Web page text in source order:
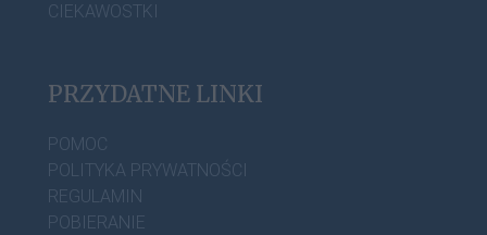
CIEKAWOSTKI
PRZYDATNE LINKI
POMOC
POLITYKA PRYWATNOŚCI
REGULAMIN
POBIERANIE